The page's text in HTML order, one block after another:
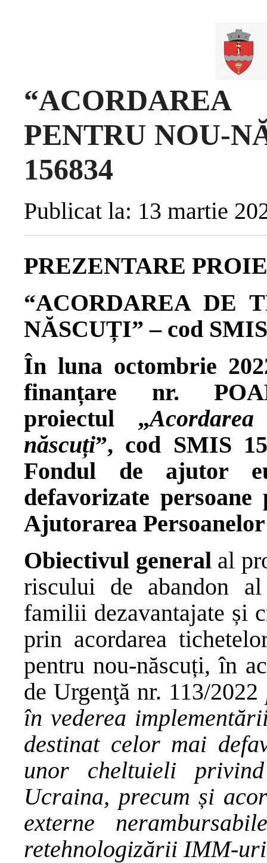
PENTRU NOU-
156834
Publicat la: 13 martie
PREZENTARE
“ACORDAREA DE
NĂSCUȚI” – cod
În luna octombrie
finanțare nr.
proiectul „
născuți”, cod SMIS
Fondul de ajutor
defavorizate
Ajutorarea
Obiectivul generalal
riscului de abandon
familii dezavantajate și
prin acordarea
pentru nou-născuți, în
de Urgenţă nr. 113/2022
în vederea
destinat celor mai
unor cheltuieli
Ucraina, precum și
externe
retehnologizării IMM-